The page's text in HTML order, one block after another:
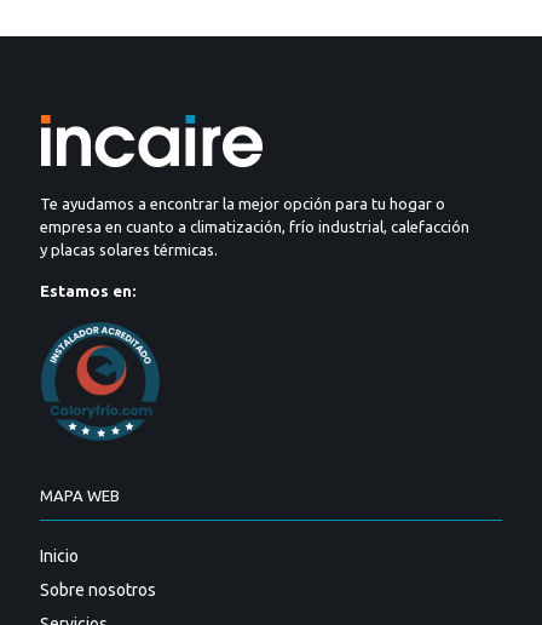
Te ayudamos a encontrar la mejor opción para tu hogar o
empresa en cuanto a climatización, frío industrial, calefacción
y placas solares térmicas.
Estamos en:
MAPA WEB
Inicio
Sobre nosotros